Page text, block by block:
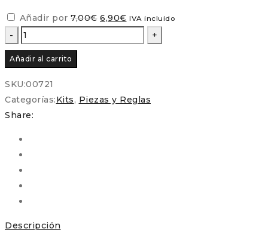
Añadir por 7,00€ El
6,90€El
precio
IVA incluido
Kit
de
Patchwork
EPP
-
Flor
Hexágono
by
Juani
Cavas
cantidad
Añadir al carrito
SKU:00721
Categorías:Kits, Piezas y Reglas
Share:
Descripción